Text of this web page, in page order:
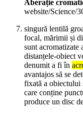
Aberație
website/Science/
singură lentilă
focal, mărimii și
sunt acromatizate
distanțele-obiect
denumit a fi în
avantajos să se
fixată a obiectului
care conține
produce un disc